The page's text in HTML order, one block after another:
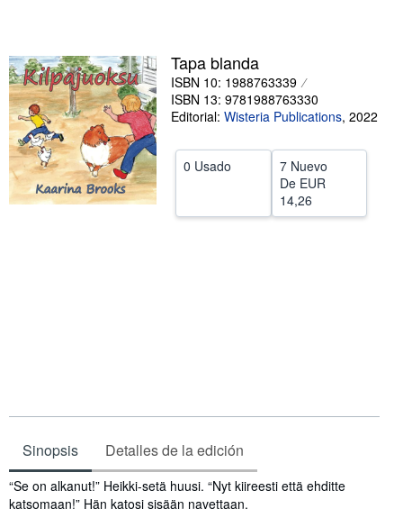
Vendedores
Comenzar a vender
Ayuda
CERRAR
Tapa blanda
ISBN 10: 1988763339
ISBN 13: 9781988763330
Editorial: Wisteria Publications, 2022
0 Usado
7 Nuevo
De EUR
14,26
Sinopsis Detalles de la edición
Sinopsis
“Se on alkanut!” Heikki-setä huusi. “Nyt kiireesti että ehditte
katsomaan!” Hän katosi sisään navettaan.